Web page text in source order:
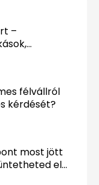
–
félvállról
kérdését?
most jött
el